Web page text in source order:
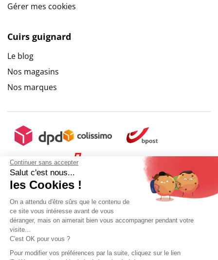
Continuer sans accepter
Salut c'est nous...
les Cookies !
On a attendu d'être sûrs que le contenu de
ce site vous intéresse avant de vous
déranger, mais on aimerait bien vous accompagner pendant votre
visite...
C'est OK pour vous ?
Pour modifier vos préférences par la suite, cliquez sur le lien
9.6/ 10 (10273 avis)
Gérer mes cookies
Cuirs guignard
Le blog
Nos magasins
Nos marques